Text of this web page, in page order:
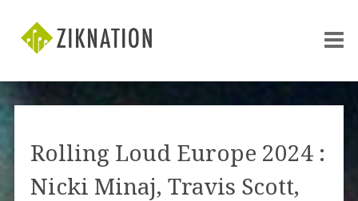
Rolling Loud Europe 2024 :
Nicki Minaj, Travis Scott,